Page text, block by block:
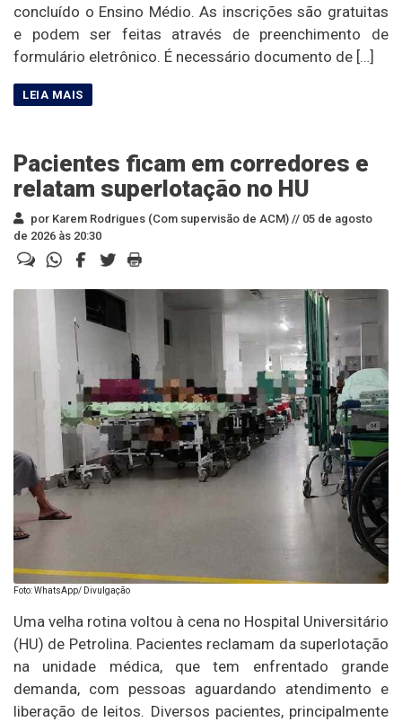
concluído o Ensino Médio. As inscrições são gratuitas
e podem ser feitas através de preenchimento de
formulário eletrônico. É necessário documento de […]
Pacientes ficam em corredores e
relatam superlotação no HU
por Karem Rodrigues (Com supervisão de ACM) // 05 de agosto
de 2026 às 20:30
Foto: WhatsApp/ Divulgação
Uma velha rotina voltou à cena no Hospital Universitário
(HU) de Petrolina. Pacientes reclamam da superlotação
na unidade médica, que tem enfrentado grande
demanda, com pessoas aguardando atendimento e
liberação de leitos. Diversos pacientes, principalmente